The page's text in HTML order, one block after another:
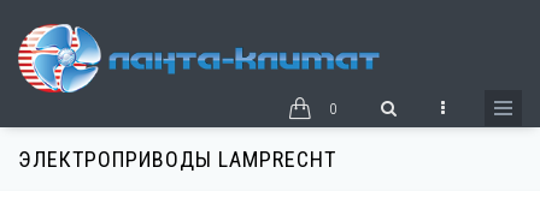
основному
0
ЭЛЕКТРОПРИВОДЫ LAMPRECHT